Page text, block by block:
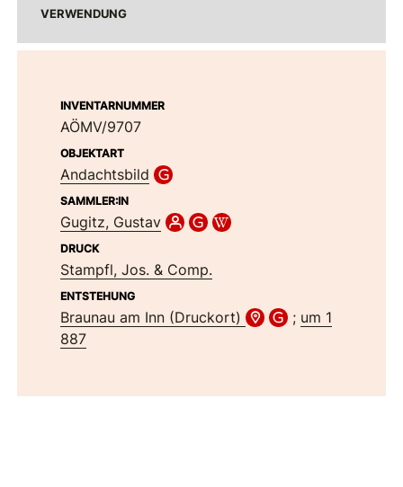
VERWENDUNG
INVENTARNUMMER
AÖMV/9707
OBJEKTART
Andachtsbild
SAMMLER:IN
Gugitz, Gustav
DRUCK
Stampfl, Jos. & Comp.
ENTSTEHUNG
Braunau am Inn (Druckort) ; um 1
887